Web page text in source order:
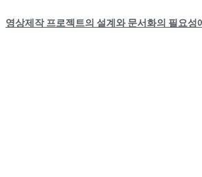
영상제작 프로젝트의 설계와 문서화의 필요성